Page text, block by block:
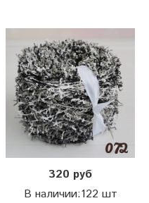
320 руб
В наличии:122 шт